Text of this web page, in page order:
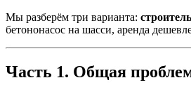
Мы разберём три варианта:
бетононасос на шасси, аренда
Часть 1. Общая